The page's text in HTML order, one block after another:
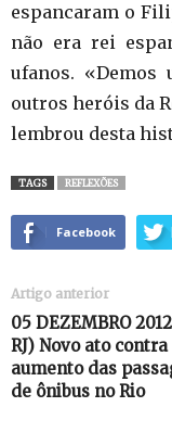
espancaram o
não era rei
ufanos. «Demos
outros heróis da
lembrou desta
TAGS REFLEXÕES
Facebook
Artigo anterior
05 DEZEMBRO
RJ) Novo ato contra
aumento das
de ônibus no Rio